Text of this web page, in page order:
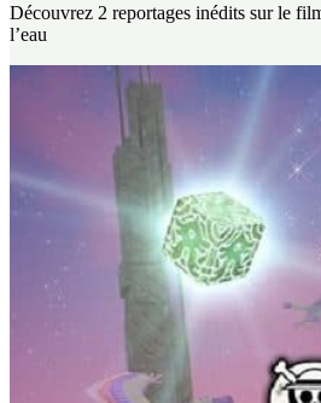
Découvrez 2 reportages inédits sur le
l’eau